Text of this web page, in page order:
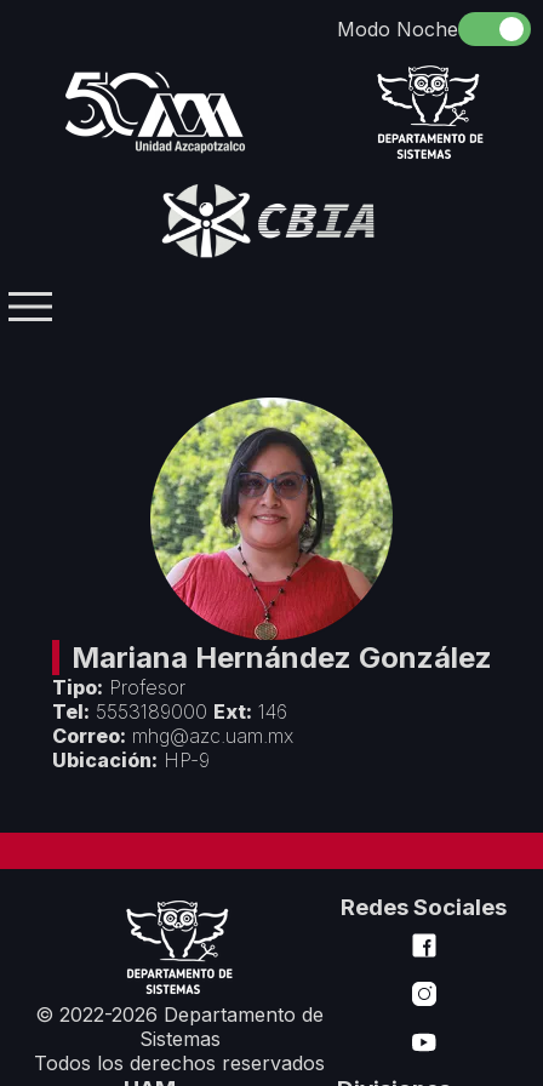
Identidad
Directorio
Contacto
Créditos
Objetivos y Estrategias
Licenciaturas / Posgrados
Grupos Temáticos
Espacios de Docencia
Investigación
Áreas Académicas
Espacios de Investigación
Seminarios y Congresos
Premios y Reconocimientos
Cursos de Actualización
Vinculación
Convenios con Empresas
Colaboración con Universidades
Servicios
Formatos Departamentales
Mariana Hernández González
Tipo: Profesor
Tel: 5553189000 Ext: 146
Correo: mhg@azc.uam.mx
Ubicación: HP-9
© 2022-2026 Departamento de
Sistemas
Todos los derechos reservados
Redes Sociales